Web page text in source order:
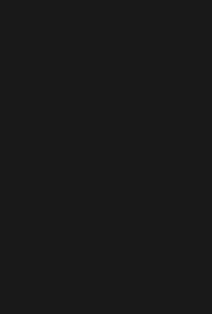
ventana)
ventana)